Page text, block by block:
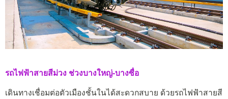
รถไฟฟ้าสายสีม่วง ช่วงบางใหญ่-บางซื่อ
เดินทางเชื่อมต่อตัวเมืองชั้นในได้สะดวกสบาย ด้วยรถไฟฟ้าสายสี